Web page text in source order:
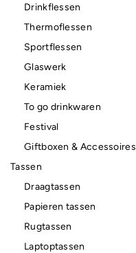
Drinkflessen
Thermoflessen
Sportflessen
Glaswerk
Keramiek
To go drinkwaren
Festival
Giftboxen & Accessoires
Tassen
Draagtassen
Papieren tassen
Rugtassen
Laptoptassen